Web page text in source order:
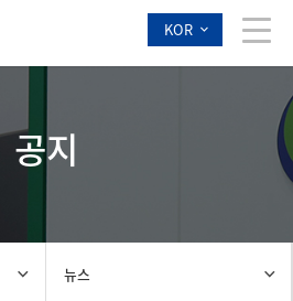
KOR
공지
뉴스